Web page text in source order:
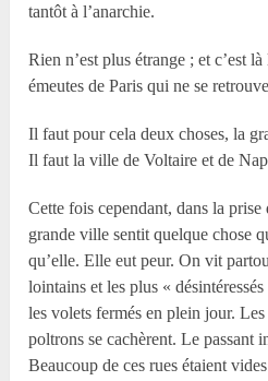
tantôt à l’anarchie.
Rien n’est plus étrange ; et c’est
émeutes de Paris qui ne se
Il faut pour cela deux choses, la
Il faut la ville de Voltaire et de
Cette fois cependant, dans la
grande ville sentit quelque chose
qu’elle. Elle eut peur. On vit
lointains et les plus «
les volets fermés en plein jour.
poltrons se cachèrent. Le passant
Beaucoup de ces rues étaient